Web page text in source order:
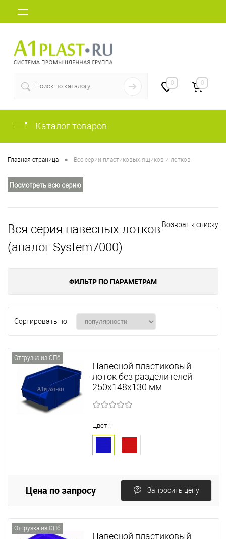
0 0
Каталог товаров
Главная страница • Все серии пластиковых ящиков и лотков
Возврат к списку
Вся серия навесных лотков
(аналог System7000)
ФИЛЬТР ПО ПАРАМЕТРАМ
Сортировать по:
Отгрузка из СПб
Навесной пластиковый
лоток без разделителей
250х148х130 мм
Цвет :
Цена по запросу Запросить цену
Отгрузка из СПб
Навесной пластиковый